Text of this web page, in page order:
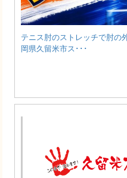
テニス肘のストレッチで肘の
岡県久留米市ス･･･